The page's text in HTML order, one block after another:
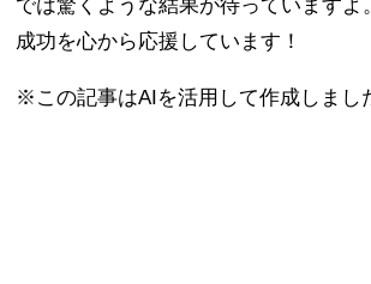
では驚くような結果が待っていますよ
成功を心から応援しています！
※この記事はAIを活用して作成しまし